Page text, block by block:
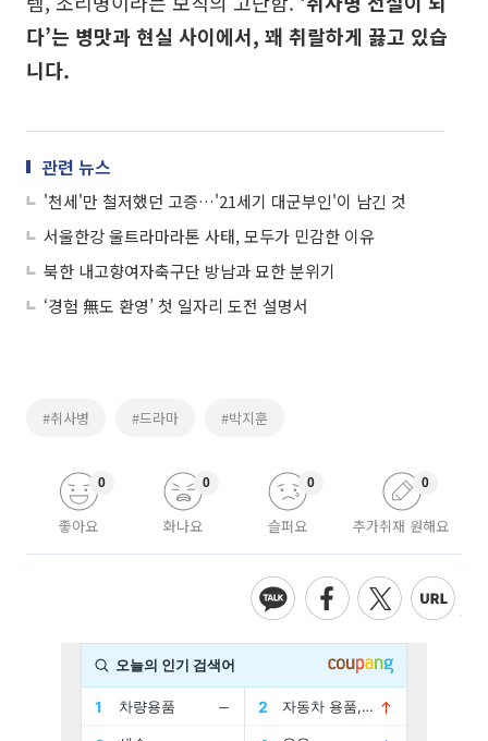
다’는 병맛과 현실 사이에서, 꽤 취랄하게 끓고 있습
니다.
관련 뉴스
'천세'만 철저했던 고증…'21세기 대군부인'이 남긴 것
서울한강 울트라마라톤 사태, 모두가 민감한 이유
북한 내고향여자축구단 방남과 묘한 분위기
‘경험 無도 환영’ 첫 일자리 도전 설명서
#취사병 #드라마 #박지훈
좋아요
0
화나요
0
슬퍼요
0
추가취재 원해요
0